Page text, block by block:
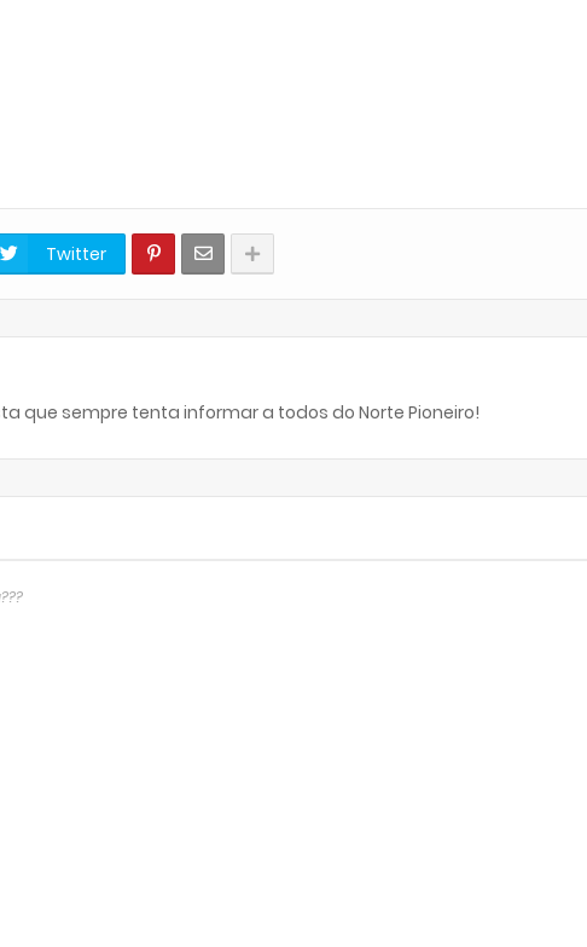
Twitter
que sempre tenta informar a todos do Norte Pioneiro!